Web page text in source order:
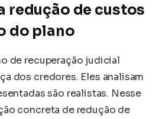
redução de custos
do plano
de recuperação judicial
dos credores. Eles analisam
são realistas. Nesse
concreta de redução de